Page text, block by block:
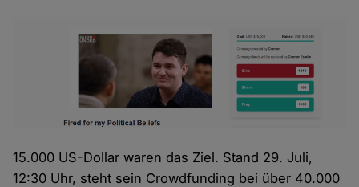
15.000 US-Dollar waren das Ziel. Stand 29. Juli,
12:30 Uhr, steht sein Crowdfunding bei über 40.000